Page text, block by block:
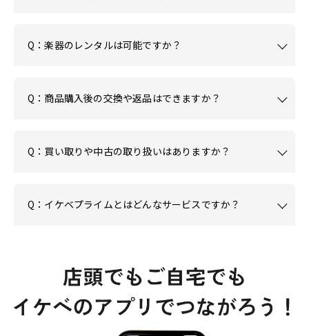
Q：楽器のレンタルは可能ですか？
Q：商品購入後の交換や返品はできますか？
Q：買い取りや中古の取り扱いはありますか？
Q：イケベプライムとはどんなサービスですか？